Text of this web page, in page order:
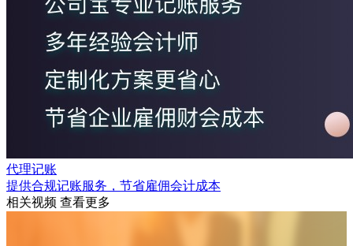
代理记账
提供合规记账服务，节省雇佣会计成本
相关视频 查看更多